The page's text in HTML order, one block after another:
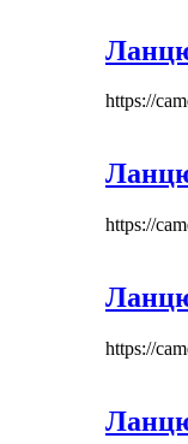
https://
https://
https://